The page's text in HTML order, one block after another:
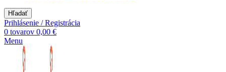
Hľadať
Prihlásenie / Registrácia
0 tovarov 0,00 €
Menu